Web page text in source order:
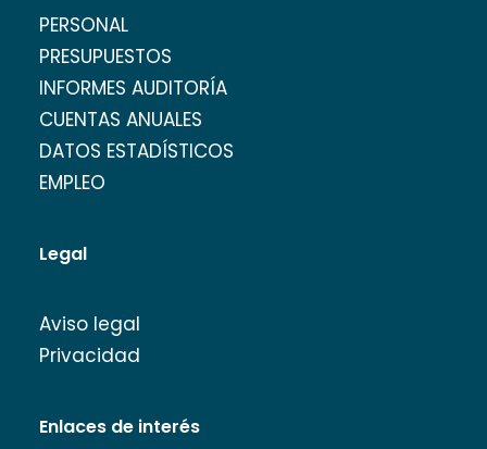
PERSONAL
PRESUPUESTOS
INFORMES AUDITORÍA
CUENTAS ANUALES
DATOS ESTADÍSTICOS
EMPLEO
Legal
Aviso legal
Privacidad
Enlaces de interés